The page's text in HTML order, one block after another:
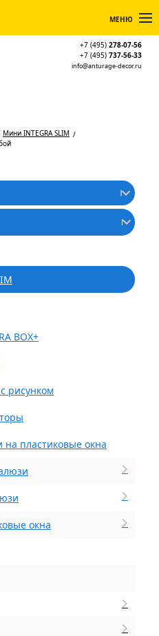
МЕНЮ
+7 (495) 278-07-56
+7 (495) 737-56-33
info@anturage-decor.ru
Мини INTEGRA SLIM
BOX+
рисунком
пластиковые окна
окна